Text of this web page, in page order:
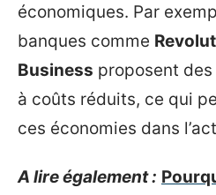
économiques. Par
banques comme
Business proposent
à coûts réduits, ce qui
ces économies dans
A lire également :